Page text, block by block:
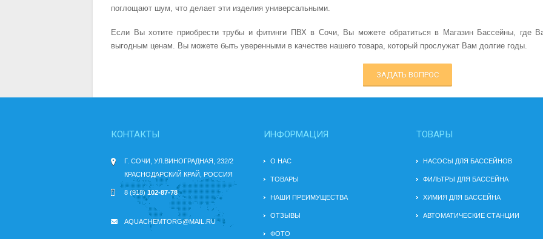
поглощают шум, что делает эти изделия универсальными.
Если Вы хотите приобрести трубы и фитинги ПВХ в Сочи, Вы можете обратиться в Магазин Бассейны, где
выгодным ценам. Вы можете быть уверенными в качестве нашего товара, который прослужат Вам долгие годы.
ЗАДАТЬ ВОПРОС
КОНТАКТЫ
Г. СОЧИ, УЛ.ВИНОГРАДНАЯ, 232/2
КРАСНОДАРСКИЙ КРАЙ, РОССИЯ
8 (918)102-87-78
AQUACHEMTORG@MAIL.RU
ИНФОРМАЦИЯ
О НАС
ТОВАРЫ
НАШИ ПРЕИМУЩЕСТВА
ОТЗЫВЫ
ФОТО
ТОВАРЫ
НАСОСЫ ДЛЯ БАССЕЙНОВ
ФИЛЬТРЫ ДЛЯ БАССЕЙНА
ХИМИЯ ДЛЯ БАССЕЙНА
АВТОМАТИЧЕСКИЕ СТАНЦИИ